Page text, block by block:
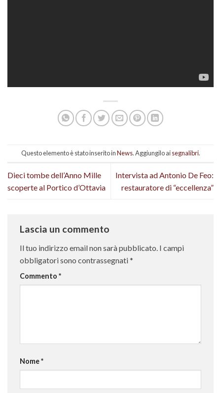
Questo elemento è stato inserito inNews. Aggiungilo aisegnalibri.
Dieci tombe dell’Anno Mille
scoperte al Portico d’Ottavia
Intervista ad Antonio De Feo:
restauratore di “eccellenza”
Lascia un commento
Il tuo indirizzo email non sarà pubblicato. I campi
obbligatori sono contrassegnati*
Commento *
Nome*